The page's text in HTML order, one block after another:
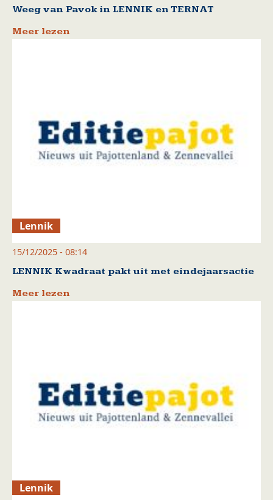
Weeg van Pavok in LENNIK en TERNAT
Meer lezen
Lennik
15/12/2025 - 08:14
LENNIK Kwadraat pakt uit met eindejaarsactie
Meer lezen
Lennik